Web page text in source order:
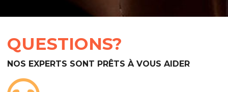
QUESTIONS?
NOS EXPERTS SONT PRÊTS À VOUS AIDER